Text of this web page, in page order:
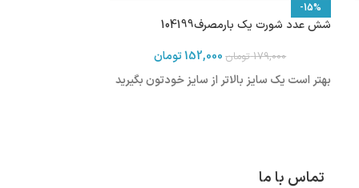
-15%
شش عدد شورت یک بارمصرف104199
179,000 تومان 152,000تومان
بهتر است یک سایز بالاتر از سایز خودتون بگیرید
تماس با ما